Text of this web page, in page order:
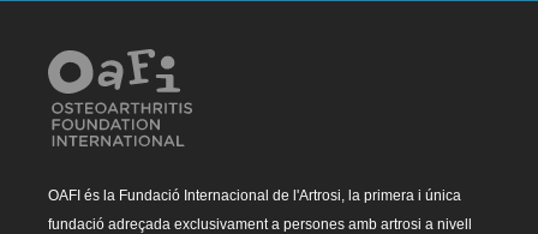
OAFI és la Fundació Internacional de l'Artrosi, la primera i única
fundació adreçada exclusivament a persones amb artrosi a nivell